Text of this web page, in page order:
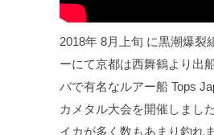
2018年 8月上旬 に黒潮爆裂
ーにて京都は西舞鶴より出
バで有名なルアー船 Tops
カメタル大会を開催しまし
イカが多く数もあまり釣れ